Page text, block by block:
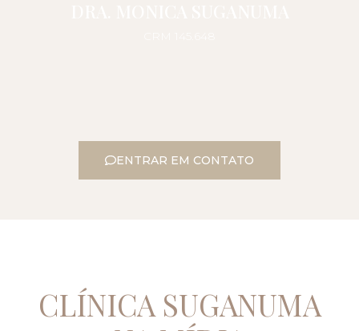
ENTRAR EM CONTATO
CLÍNICA SUGANUMA